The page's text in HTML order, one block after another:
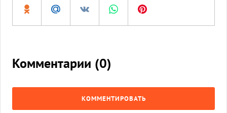
Комментарии (0)
КОММЕНТИРОВАТЬ